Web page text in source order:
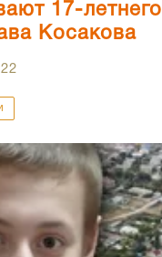
17-летнего
Косакова